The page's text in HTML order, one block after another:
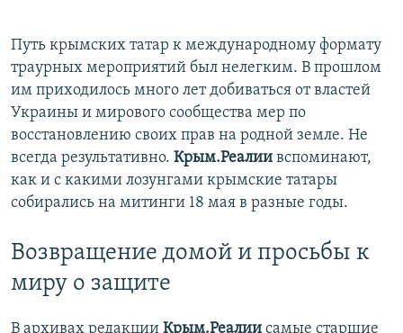
Путь крымских татар к международному формату
траурных мероприятий был нелегким. В прошлом
им приходилось много лет добиваться от властей
Украины и мирового сообщества мер по
восстановлению своих прав на родной земле. Не
всегда результативно. Крым.Реалии вспоминают,
как и с какими лозунгами крымские татары
собирались на митинги 18 мая в разные годы.
Возвращение домой и просьбы к
миру о защите
В архивах редакции Крым.Реалии самые старшие